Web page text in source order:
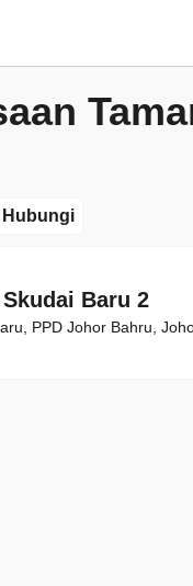
Hubungi
Baru 2
PPD Johor Bahru,